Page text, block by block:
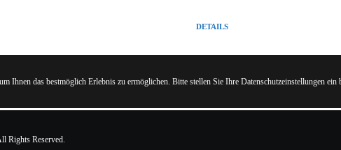
DETAILS
Rights Reserved.
Ihnen das bestmöglich Erlebnis zu ermöglichen. Bitte stellen Sie Ihre Datenschutzeinstellungen